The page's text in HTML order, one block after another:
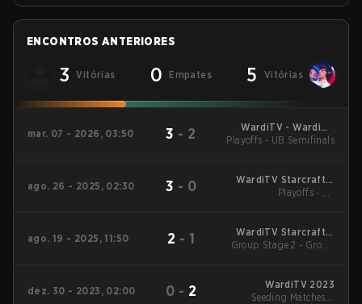
ENCONTROS ANTERIORES
3 Vitórias 0 Empates 5 Vitórias
mar. 07 - 2026, 03:50 3 - 2
WardiTV - WardiTV
Championship
Playoffs - UB Semifinals
ago. 26 - 2025, 02:30 3 - 0
WardiTV Starcraft 2
2025
Playoffs - LB
ago. 19 - 2025, 11:50 2 - 1
WardiTV Starcraft 2
2025
Group Stage 2 - Group
dez. 30 - 2023, 02:00 0 - 2
WardiTV 2023
Seeding Matches: -